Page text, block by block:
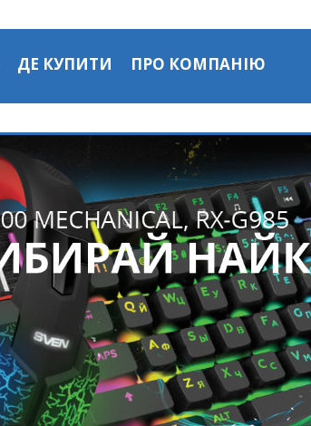
ДЕ КУПИТИ ПРО КОМПАНІЮ